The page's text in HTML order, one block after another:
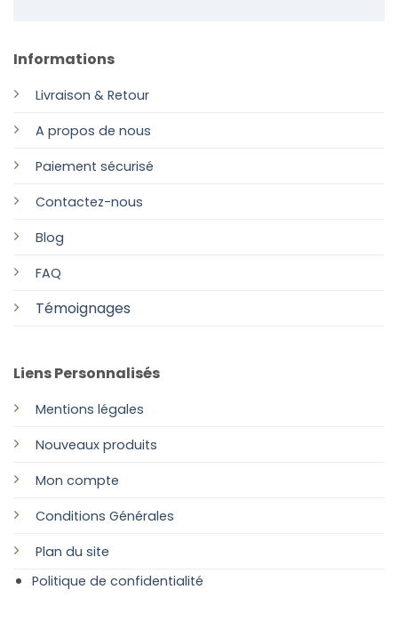
Informations
Livraison & Retour
A propos de nous
Paiement sécurisé
Contactez-nous
Blog
FAQ
Témoignages
Liens Personnalisés
Mentions légales
Nouveaux produits
Mon compte
Conditions Générales
Plan du site
Politique de confidentialité